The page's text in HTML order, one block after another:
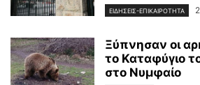
ΕΙΔΉΣΕΙΣ-ΕΠΙΚΑΙΡΌΤΗΤΑ
Ξύπνησαν οι
το Καταφύγιο
στο Νυμφαίο